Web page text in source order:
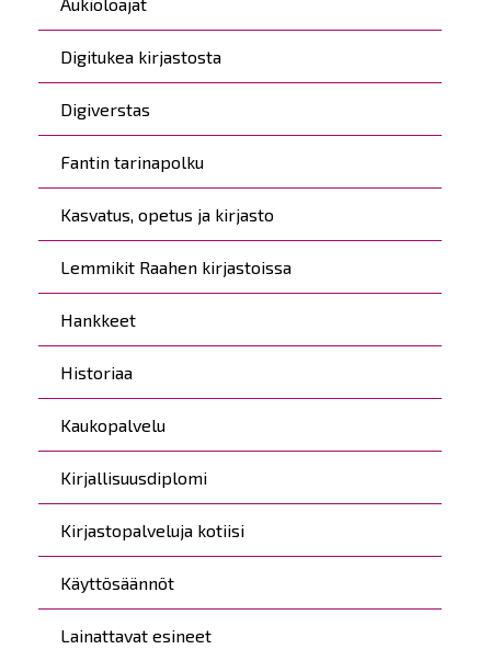
Digitukea kirjastosta
Digiverstas
Fantin tarinapolku
Kasvatus, opetus ja kirjasto
Lemmikit Raahen kirjastoissa
Hankkeet
Historiaa
Kaukopalvelu
Kirjallisuusdiplomi
Kirjastopalveluja kotiisi
Käyttösäännöt
Lainattavat esineet